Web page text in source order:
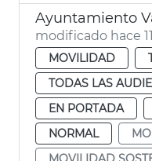
modificado hace
MOVILIDAD
TODAS LAS
EN PORTADA
NORMAL